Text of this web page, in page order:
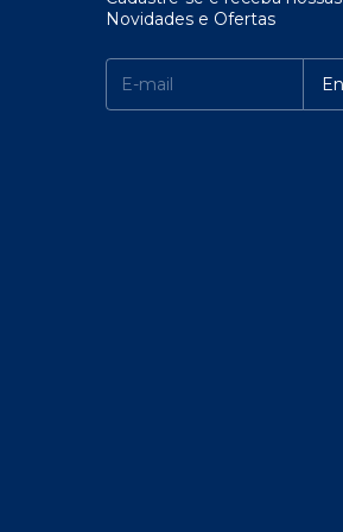
Novidades e Ofertas